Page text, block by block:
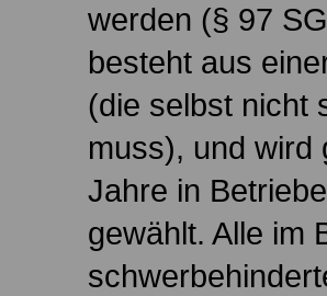
werden (§ 97
besteht aus
(die selbst nicht
muss), und wird
Jahre in
gewählt. Alle im